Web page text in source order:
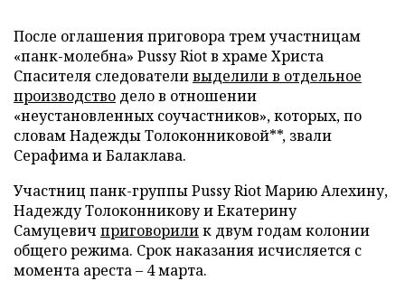
После оглашения приговора трем участницам
«панк-молебна» Pussy Riot в храме Христа
Спасителя следователивыделили в отдельное
производство дело в отношении
«неустановленных соучастников», которых, по
словам Надежды Толоконниковой**, звали
Серафима и Балаклава.
Участниц панк-группы Pussy Riot Марию Алехину,
Надежду Толоконникову и Екатерину
Самуцевич приговорилик двум годам колонии
общего режима. Срок наказания исчисляется с
момента ареста – 4 марта.